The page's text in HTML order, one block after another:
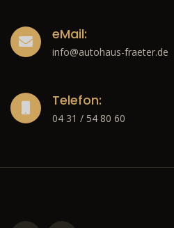
eMail:
info@autohaus-fraeter.de
Telefon:
04 31 / 54 80 60